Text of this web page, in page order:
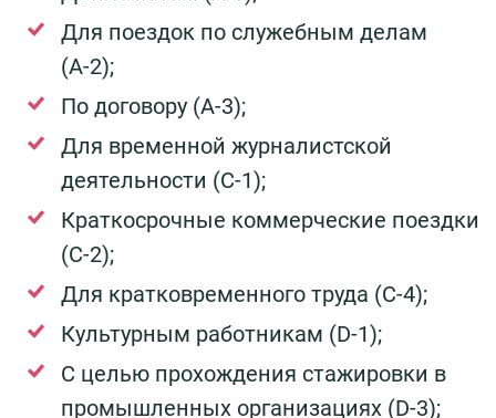
Для поездок по служебным делам
(А-2);
По договору (А-3);
Для временной журналистской
деятельности (С-1);
Краткосрочные коммерческие поездки
(С-2);
Для кратковременного труда (С-4);
Культурным работникам (D-1);
С целью прохождения стажировки в
промышленных организациях (D-3);